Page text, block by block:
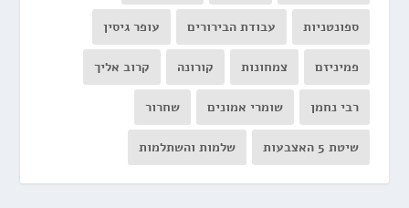
ספונטניות עבודת הבירורים עופר גיסין
פמיניזם צמחונות קורונה קרוב אליך
רבי נחמן שומרי אמונים שחרור
שיטת 5 האצבעות שלמות והשתלמות